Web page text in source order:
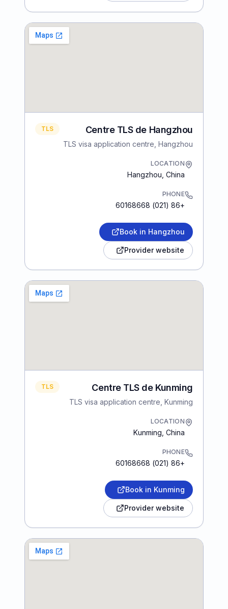
Centre TLS de Hangzhou
TLS visa application centre, Hangzhou
TLS
LOCATION
Hangzhou China
PHONE
+86 (021) 60168668
Book in Hangzhou
Provider website
Centre TLS de Kunming
TLS visa application centre, Kunming
TLS
LOCATION
Kunming China
PHONE
+86 (021) 60168668
Book in Kunming
Provider website